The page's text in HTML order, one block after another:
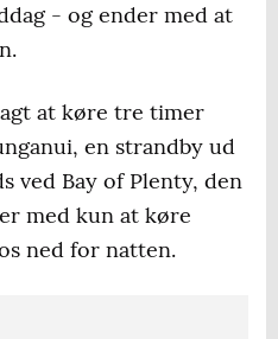
- og ender med at
at køre tre timer
en strandby ud
ved Bay of Plenty, den
med kun at køre
ned for natten.